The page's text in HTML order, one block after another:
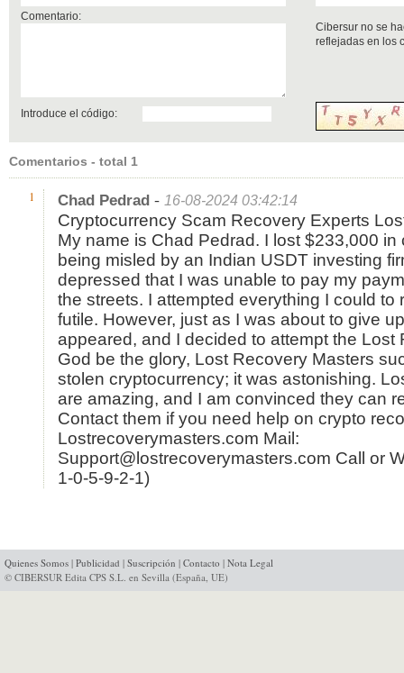
Comentario:
Cibersur no se
reflejadas en los
Introduce el código:
Comentarios - total 1
1 Chad Pedrad- 16-08-2024 03:42:14
Cryptocurrency Scam Recovery Experts
My name is Chad Pedrad. I lost $233,000
being misled by an Indian USDT investing
depressed that I was unable to pay my
the streets. I attempted everything I could to
futile. However, just as I was about to give
appeared, and I decided to attempt the Lost
God be the glory, Lost Recovery Masters
stolen cryptocurrency; it was astonishing.
are amazing, and I am convinced they can
Contact them if you need help on crypto
Lostrecoverymasters.com Mail:
Support@lostrecoverymasters.com Call or
1-0-5-9-2-1)
Quienes Somos | Publicidad | Suscripción | Contacto | Nota Legal
© CIBERSUR Edita CPS S.L. en Sevilla (España, UE)